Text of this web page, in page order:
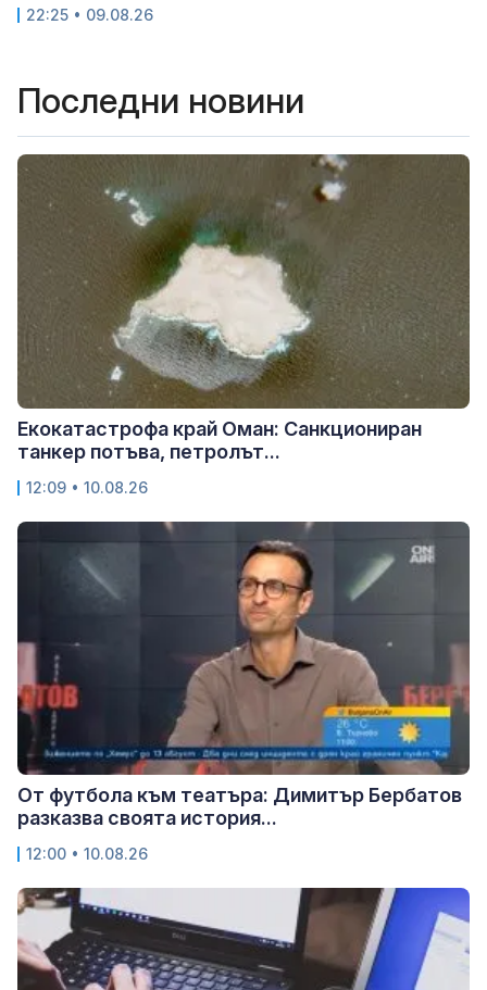
22:25 • 09.08.26
Последни новини
Екокатастрофа край Оман: Санкциониран
танкер потъва, петролът...
12:09 • 10.08.26
От футбола към театъра: Димитър Бербатов
разказва своята история...
12:00 • 10.08.26